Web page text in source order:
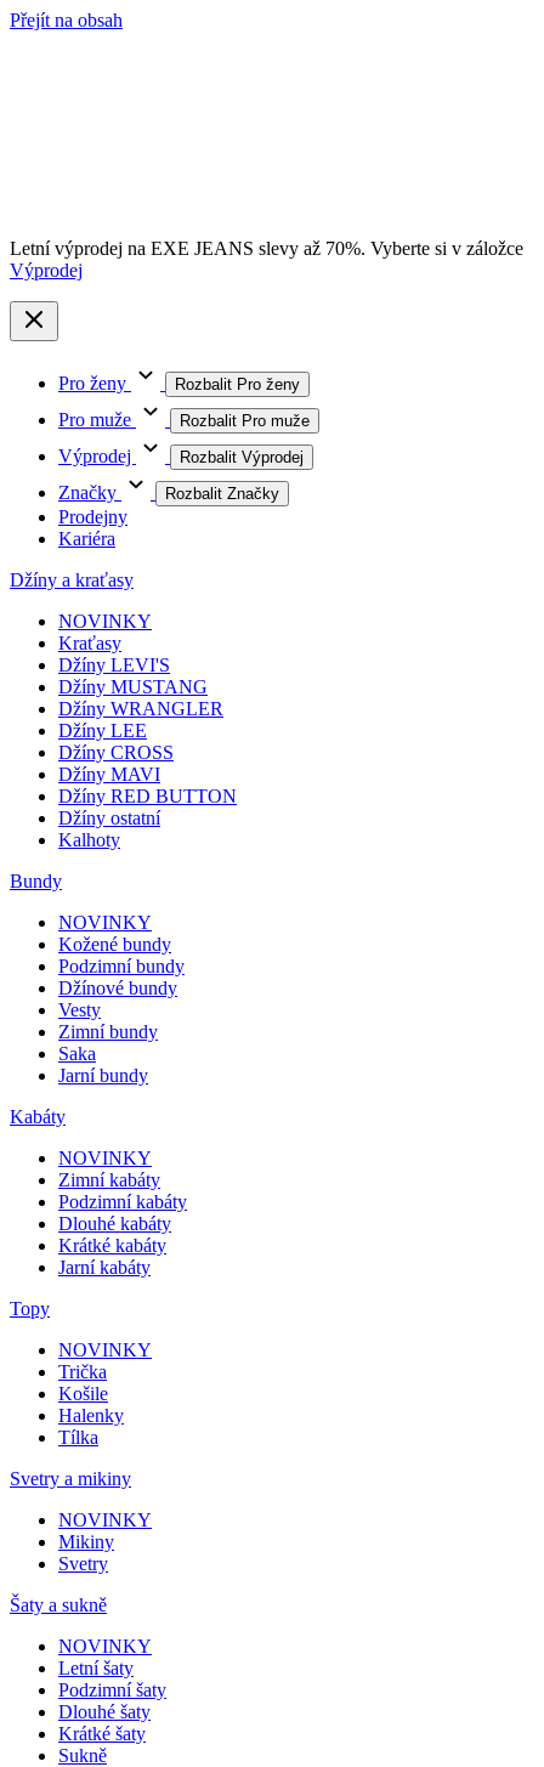
Přejít na obsah
Letní výprodej na EXE JEANS slevy až 70%. Vyberte si v záložce
Výprodej
Pro ženy Rozbalit Pro ženy
Pro muže Rozbalit Pro muže
Výprodej Rozbalit Výprodej
Značky Rozbalit Značky
Prodejny
Kariéra
Džíny a kraťasy
NOVINKY
Kraťasy
Džíny LEVI'S
Džíny MUSTANG
Džíny WRANGLER
Džíny LEE
Džíny CROSS
Džíny MAVI
Džíny RED BUTTON
Džíny ostatní
Kalhoty
Bundy
NOVINKY
Kožené bundy
Podzimní bundy
Džínové bundy
Vesty
Zimní bundy
Saka
Jarní bundy
Kabáty
NOVINKY
Zimní kabáty
Podzimní kabáty
Dlouhé kabáty
Krátké kabáty
Jarní kabáty
Topy
NOVINKY
Trička
Košile
Halenky
Tílka
Svetry a mikiny
NOVINKY
Mikiny
Svetry
Šaty a sukně
NOVINKY
Letní šaty
Podzimní šaty
Dlouhé šaty
Krátké šaty
Sukně